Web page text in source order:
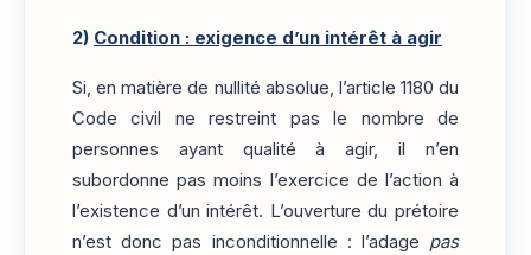
2) Condition : exigence d’un intérêt à agir
Si, en matière de nullité absolue, l’article 1180 du
Code civil ne restreint pas le nombre de
personnes ayant qualité à agir, il n’en
subordonne pas moins l’exercice de l’action à
l’existence d’un intérêt. L’ouverture du prétoire
n’est donc pas inconditionnelle : l’adage pas